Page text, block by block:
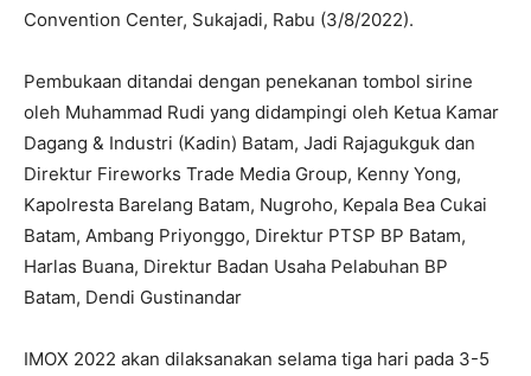
Convention Center, Sukajadi, Rabu (3/8/2022).
Pembukaan ditandai dengan penekanan tombol sirine
oleh Muhammad Rudi yang didampingi oleh Ketua Kamar
Dagang & Industri (Kadin) Batam, Jadi Rajagukguk dan
Direktur Fireworks Trade Media Group, Kenny Yong,
Kapolresta Barelang Batam, Nugroho, Kepala Bea Cukai
Batam, Ambang Priyonggo, Direktur PTSP BP Batam,
Harlas Buana, Direktur Badan Usaha Pelabuhan BP
Batam, Dendi Gustinandar
IMOX 2022 akan dilaksanakan selama tiga hari pada 3-5